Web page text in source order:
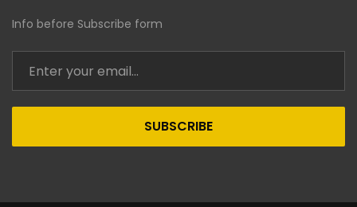
Info before Subscribe form
SUBSCRIBE